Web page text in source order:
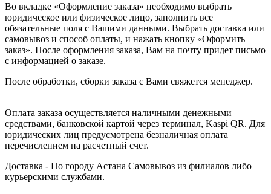
Во вкладке «Оформление заказа» необходимо выбрать
юридическое или физическое лицо, заполнить все
обязательные поля с Вашими данными. Выбрать доставка или
самовывоз и способ оплаты, и нажать кнопку «Оформить
заказ». После оформления заказа, Вам на почту придет письмо
с информацией о заказе.
После обработки, сборки заказа с Вами свяжется менеджер.
Оплата заказа осуществляется наличными денежными
средствами, банковской картой через терминал, Kaspi QR. Для
юридических лиц предусмотрена безналичная оплата
перечислением на расчетный счет.
Доставка - По городу Астана Самовывоз из филиалов либо
курьерскими службами.